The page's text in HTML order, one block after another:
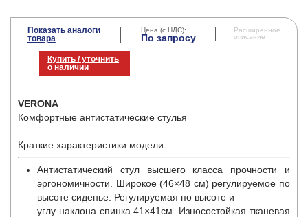
Показать аналоги
товара
Цена (с НДС):
По запросу
Расширенное
описание
Купить / уточнить
о наличии
VERONA
Комфортные антистатические стулья
Краткие характеристики модели:
Антистатический стул высшего класса прочности и
эргономичности. Широкое (46×48 см) регулируемое по
высоте сиденье. Регулируемая по высоте и
углу наклона спинка 41×41см. Износостойкая тканевая